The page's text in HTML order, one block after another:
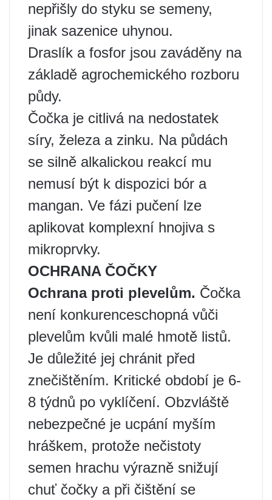
nepřišly do styku se semeny,
jinak sazenice uhynou.
Draslík a fosfor jsou zaváděny na
základě agrochemického rozboru
půdy.
Čočka je citlivá na nedostatek
síry, železa a zinku. Na půdách
se silně alkalickou reakcí mu
nemusí být k dispozici bór a
mangan. Ve fázi pučení lze
aplikovat komplexní hnojiva s
mikroprvky.
OCHRANA ČOČKY
Ochrana proti plevelům. Čočka
není konkurenceschopná vůči
plevelům kvůli malé hmotě listů.
Je důležité jej chránit před
znečištěním. Kritické období je 6-
8 týdnů po vyklíčení. Obzvláště
nebezpečné je ucpání myším
hráškem, protože nečistoty
semen hrachu výrazně snižují
chuť čočky a při čištění se